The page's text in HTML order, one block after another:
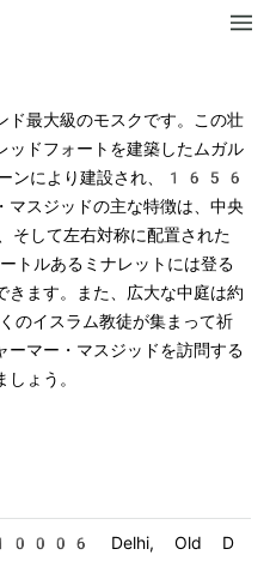
ド最大級のモスクです。この壮
ッドフォートを建築したムガル
ーンにより建設され、1656
マスジッドの主な特徴は、中央
して左右対称に配置された
ルあるミナレットには登る
きます。また、広大な中庭は約
イスラム教徒が集まって祈
ーマー・マスジッドを訪問する
ょう。
Delhi, Old D